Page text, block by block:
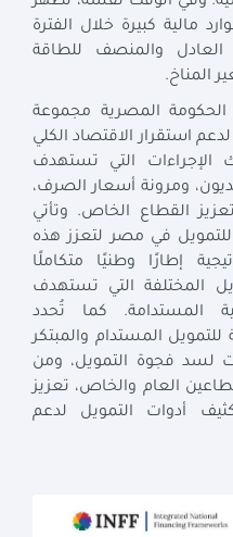
مالية كبيرة خلال الفترة
العادل والمنصف للطاقة
المناخ.
الحكومة المصرية مجموعة
استقرار الاقتصاد الكلي
الإجراءات التي تستهدف
ومرونة أسعار الصرف،
القطاع الخاص. وتأتي
للتمويل في مصر لتعزز هذه
إطارًا وطنيًا متكاملًا
المختلفة التي تستهدف
المستدامة. كما تُحدد
المستدام والمبتكر
لسد فجوة التمويل، ومن
العام والخاص، تعزيز
أدوات التمويل لدعم